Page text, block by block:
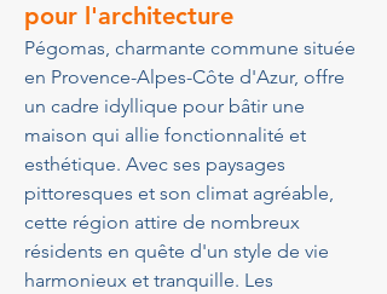
pour l'architecture
Pégomas, charmante commune située
en Provence-Alpes-Côte d'Azur, offre
un cadre idyllique pour bâtir une
maison qui allie fonctionnalité et
esthétique. Avec ses paysages
pittoresques et son climat agréable,
cette région attire de nombreux
résidents en quête d'un style de vie
harmonieux et tranquille. Les